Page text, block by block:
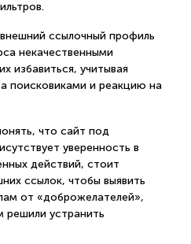
ссылочный профиль
некачественными
избавиться, учитывая
поисковиками и реакцию на
что сайт под
уверенность в
действий, стоит
ссылок, чтобы выявить
от «доброжелателей»,
устранить